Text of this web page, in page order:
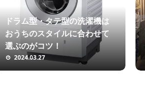
ドラム型・タテ型の洗濯機は
おうちのスタイルに合わせて
選ぶのがコツ！
2024.03.27